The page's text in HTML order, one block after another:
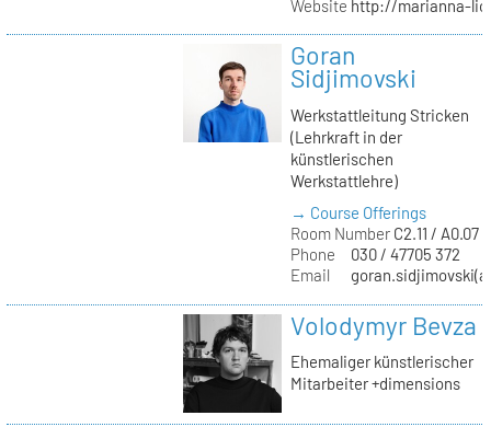
Website http://marianna-
Goran
Sidjimovski
Werkstattleitung Stricken
(Lehrkraft in der
künstlerischen
Werkstattlehre)
→ Course Offerings
Room NumberC2.11 / A0.07
Phone
030 / 47705 372
Email
Volodymyr Bevza
Ehemaliger künstlerischer
Mitarbeiter +dimensions